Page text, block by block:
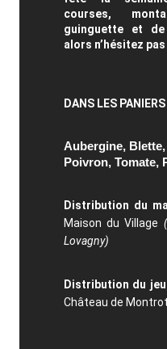
courses,
guinguette et
alors n’hésitez
DANS LES
Aubergine,
Poivron, Tomate,
Distribution du
Maison du Village
Lovagny)
Distribution du
Château de